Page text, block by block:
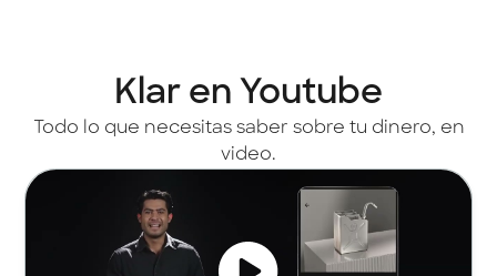
Klar en Youtube
Todo lo que necesitas saber sobre tu dinero, en
video.